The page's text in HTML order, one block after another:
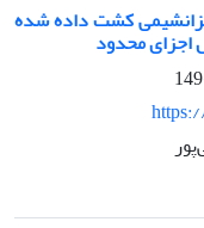
کشت داده شده
اجزای محدود